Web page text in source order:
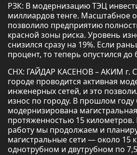
РЗК: В модернизацию ТЭЦ
миллиардов тенге. Масштабное
позволило предприятию
красной зоны риска. Уровень
снизился сразу на 19%. Если
процент, то теперь опустился до
СНХ: ГАЙДАР КАСЕНОВ – АКИМ г.
городе проводится активная
инженерных сетей, и это
износ по городу. В прошлом
модернизирована
протяженностью 15 километров.
работу мы продолжаем и
магистральные сети — около 15
однотрубном и двутрубном по